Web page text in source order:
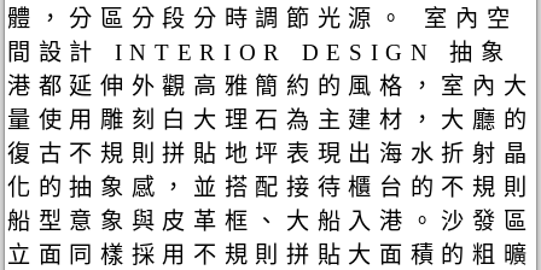
體，分區分段分時調節光源。 室內空
間設計 INTERIOR DESIGN 抽象
港都延伸外觀高雅簡約的風格，室內大
量使用雕刻白大理石為主建材，大廳的
復古不規則拼貼地坪表現出海水折射晶
化的抽象感，並搭配接待櫃台的不規則
船型意象與皮革框、大船入港。沙發區
立面同樣採用不規則拼貼大面積的粗曠